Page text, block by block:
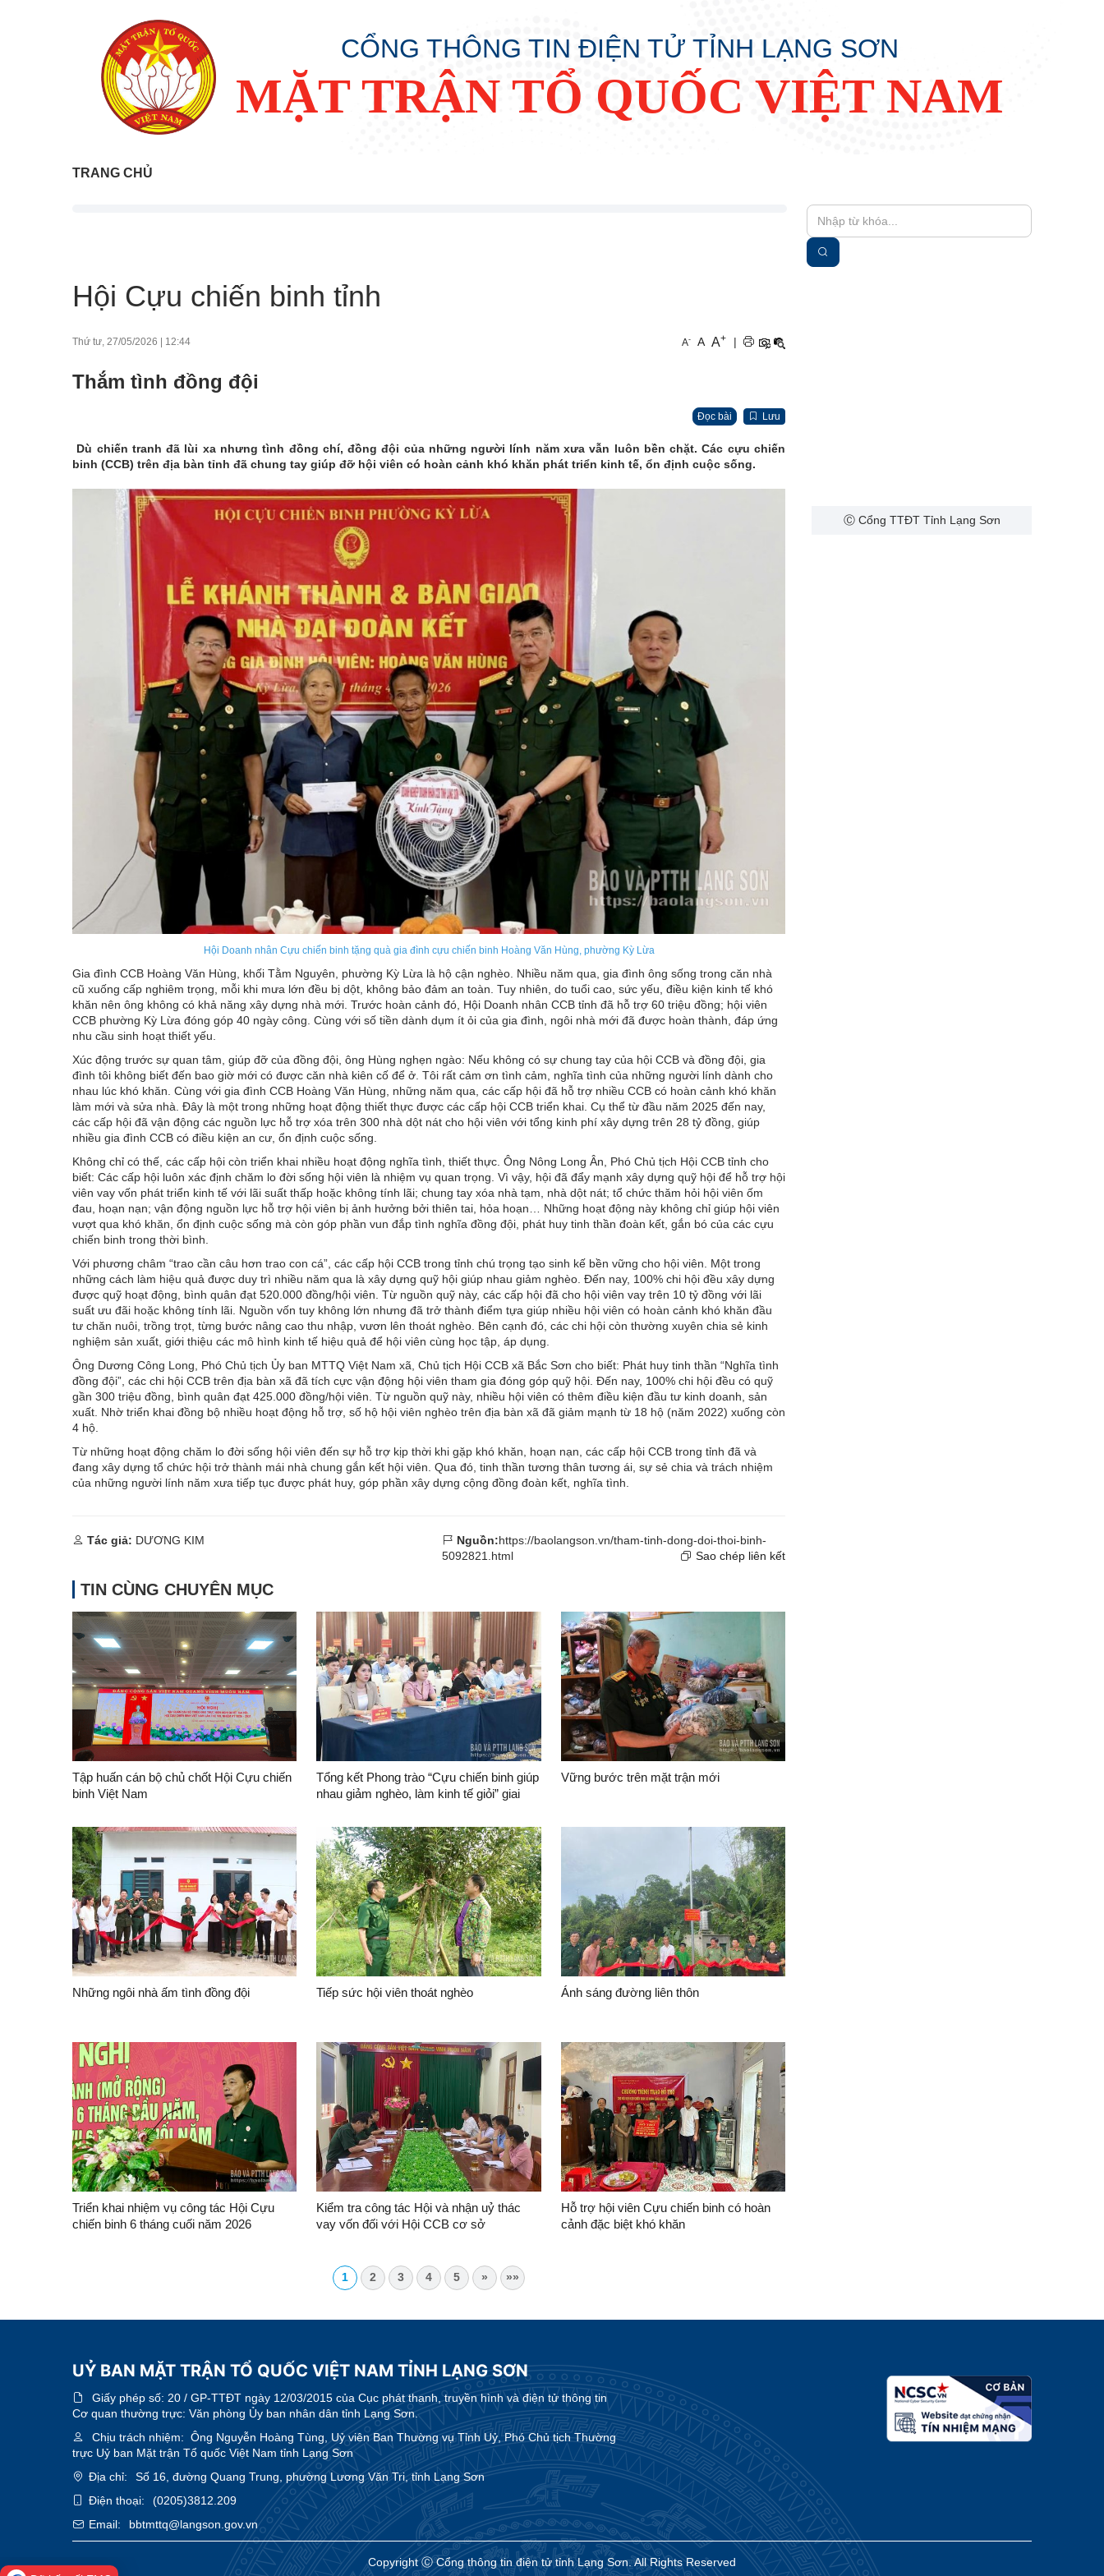
CỔNG THÔNG TIN ĐIỆN TỬ TỈNH LẠNG SƠN
MẶT TRẬN TỔ QUỐC VIỆT NAM
TRANG CHỦ
Hội Cựu chiến binh tỉnh
Thứ tư, 27/05/2026 | 12:44 A- A A+ |
Thắm tình đồng đội
Đọc bài Lưu
Dù chiến tranh đã lùi xa nhưng tình đồng chí, đồng đội của những người lính năm xưa vẫn luôn bền chặt. Các cựu chiến
binh (CCB) trên địa bàn tỉnh đã chung tay giúp đỡ hội viên có hoàn cảnh khó khăn phát triển kinh tế, ổn định cuộc sống.
Hội Doanh nhân Cựu chiến binh tặng quà gia đình cựu chiến binh Hoàng Văn Hùng, phường Kỳ Lừa
Gia đình CCB Hoàng Văn Hùng, khối Tằm Nguyên, phường Kỳ Lừa là hộ cận nghèo. Nhiều năm qua, gia đình ông sống trong căn nhà
cũ xuống cấp nghiêm trọng, mỗi khi mưa lớn đều bị dột, không bảo đảm an toàn. Tuy nhiên, do tuổi cao, sức yếu, điều kiện kinh tế khó
khăn nên ông không có khả năng xây dựng nhà mới. Trước hoàn cảnh đó, Hội Doanh nhân CCB tỉnh đã hỗ trợ 60 triệu đồng; hội viên
CCB phường Kỳ Lừa đóng góp 40 ngày công. Cùng với số tiền dành dụm ít ỏi của gia đình, ngôi nhà mới đã được hoàn thành, đáp ứng
nhu cầu sinh hoạt thiết yếu.
Xúc động trước sự quan tâm, giúp đỡ của đồng đội, ông Hùng nghẹn ngào: Nếu không có sự chung tay của hội CCB và đồng đội, gia
đình tôi không biết đến bao giờ mới có được căn nhà kiên cố để ở. Tôi rất cảm ơn tình cảm, nghĩa tình của những người lính dành cho
nhau lúc khó khăn. Cùng với gia đình CCB Hoàng Văn Hùng, những năm qua, các cấp hội đã hỗ trợ nhiều CCB có hoàn cảnh khó khăn
làm mới và sửa nhà. Đây là một trong những hoạt động thiết thực được các cấp hội CCB triển khai. Cụ thể từ đầu năm 2025 đến nay,
các cấp hội đã vận động các nguồn lực hỗ trợ xóa trên 300 nhà dột nát cho hội viên với tổng kinh phí xây dựng trên 28 tỷ đồng, giúp
nhiều gia đình CCB có điều kiện an cư, ổn định cuộc sống.
Không chỉ có thế, các cấp hội còn triển khai nhiều hoạt động nghĩa tình, thiết thực. Ông Nông Long Ân, Phó Chủ tịch Hội CCB tỉnh cho
biết: Các cấp hội luôn xác định chăm lo đời sống hội viên là nhiệm vụ quan trọng. Vì vậy, hội đã đẩy mạnh xây dựng quỹ hội để hỗ trợ hội
viên vay vốn phát triển kinh tế với lãi suất thấp hoặc không tính lãi; chung tay xóa nhà tạm, nhà dột nát; tổ chức thăm hỏi hội viên ốm
đau, hoạn nạn; vận động nguồn lực hỗ trợ hội viên bị ảnh hưởng bởi thiên tai, hỏa hoạn… Những hoạt động này không chỉ giúp hội viên
vượt qua khó khăn, ổn định cuộc sống mà còn góp phần vun đắp tình nghĩa đồng đội, phát huy tinh thần đoàn kết, gắn bó của các cựu
chiến binh trong thời bình.
Với phương châm “trao cần câu hơn trao con cá”, các cấp hội CCB trong tỉnh chú trọng tạo sinh kế bền vững cho hội viên. Một trong
những cách làm hiệu quả được duy trì nhiều năm qua là xây dựng quỹ hội giúp nhau giảm nghèo. Đến nay, 100% chi hội đều xây dựng
được quỹ hoạt động, bình quân đạt 520.000 đồng/hội viên. Từ nguồn quỹ này, các cấp hội đã cho hội viên vay trên 10 tỷ đồng với lãi
suất ưu đãi hoặc không tính lãi. Nguồn vốn tuy không lớn nhưng đã trở thành điểm tựa giúp nhiều hội viên có hoàn cảnh khó khăn đầu
tư chăn nuôi, trồng trọt, từng bước nâng cao thu nhập, vươn lên thoát nghèo. Bên cạnh đó, các chi hội còn thường xuyên chia sẻ kinh
nghiệm sản xuất, giới thiệu các mô hình kinh tế hiệu quả để hội viên cùng học tập, áp dụng.
Ông Dương Công Long, Phó Chủ tịch Ủy ban MTTQ Việt Nam xã, Chủ tịch Hội CCB xã Bắc Sơn cho biết: Phát huy tinh thần “Nghĩa tình
đồng đội”, các chi hội CCB trên địa bàn xã đã tích cực vận động hội viên tham gia đóng góp quỹ hội. Đến nay, 100% chi hội đều có quỹ
gần 300 triệu đồng, bình quân đạt 425.000 đồng/hội viên. Từ nguồn quỹ này, nhiều hội viên có thêm điều kiện đầu tư kinh doanh, sản
xuất. Nhờ triển khai đồng bộ nhiều hoạt động hỗ trợ, số hộ hội viên nghèo trên địa bàn xã đã giảm mạnh từ 18 hộ (năm 2022) xuống còn
4 hộ.
Từ những hoạt động chăm lo đời sống hội viên đến sự hỗ trợ kịp thời khi gặp khó khăn, hoạn nạn, các cấp hội CCB trong tỉnh đã và
đang xây dựng tổ chức hội trở thành mái nhà chung gắn kết hội viên. Qua đó, tinh thần tương thân tương ái, sự sẻ chia và trách nhiệm
của những người lính năm xưa tiếp tục được phát huy, góp phần xây dựng cộng đồng đoàn kết, nghĩa tình.
Tác giả: DƯƠNG KIM Nguồn:https://baolangson.vn/tham-tinh-dong-doi-thoi-binh-
5092821.html
Sao chép liên kết
TIN CÙNG CHUYÊN MỤC
Tập huấn cán bộ chủ chốt Hội Cựu chiến
binh Việt Nam
Tổng kết Phong trào “Cựu chiến binh giúp
nhau giảm nghèo, làm kinh tế giỏi” giai
Vững bước trên mặt trận mới
Những ngôi nhà ấm tình đồng đội Tiếp sức hội viên thoát nghèo Ánh sáng đường liên thôn
Triển khai nhiệm vụ công tác Hội Cựu
chiến binh 6 tháng cuối năm 2026
Kiểm tra công tác Hội và nhận uỷ thác
vay vốn đối với Hội CCB cơ sở
Hỗ trợ hội viên Cựu chiến binh có hoàn
cảnh đặc biệt khó khăn
1 2 3 4 5 » »»
Ⓒ Cổng TTĐT Tỉnh Lạng Sơn
UỶ BAN MẶT TRẬN TỔ QUỐC VIỆT NAM TỈNH LẠNG SƠN
Giấy phép số: 20 / GP-TTĐT ngày 12/03/2015 của Cục phát thanh, truyền hình và điện tử thông tin
Cơ quan thường trực: Văn phòng Ủy ban nhân dân tỉnh Lạng Sơn.
Chịu trách nhiệm: Ông Nguyễn Hoàng Tùng, Uỷ viên Ban Thường vụ Tỉnh Uỷ, Phó Chủ tịch Thường
trực Uỷ ban Mặt trận Tổ quốc Việt Nam tỉnh Lạng Sơn
Địa chỉ:
Số 16, đường Quang Trung, phường Lương Văn Tri, tỉnh Lạng Sơn
Điện thoại:
(0205)3812.209
Email:
bbtmttq@langson.gov.vn
Copyright Ⓒ Cổng thông tin điện tử tỉnh Lạng Sơn. All Rights Reserved